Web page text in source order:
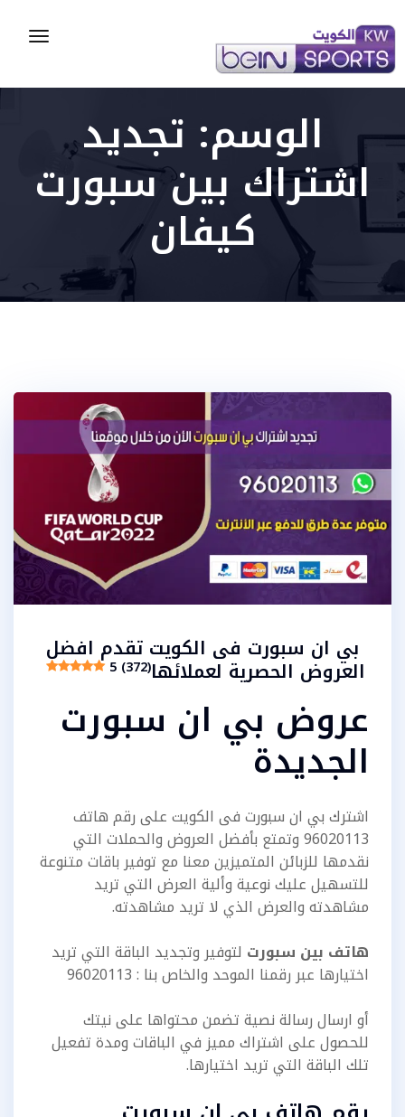
الوسم: تجديد
اشتراك بين سبورت
كيفان
بي ان سبورت فى الكويت تقدم افضل
العروض الحصرية لعملائها5 (372)
عروض بي ان سبورت
الجديدة
اشترك بي ان سبورت فى الكويت على رقم هاتف
96020113 وتمتع بأفضل العروض والحملات التي
نقدمها للزبائن المتميزين معنا مع توفير باقات متنوعة
للتسهيل عليك نوعية وألية العرض التي تريد
مشاهدته والعرض الذي لا تريد مشاهدته.
هاتف بين سبورت لتوفير وتجديد الباقة التي تريد
اختيارها عبر رقمنا الموحد والخاص بنا : 96020113
أو ارسال رسالة نصية تضمن محتواها على نيتك
للحصول على اشتراك مميز في الباقات ومدة تفعيل
تلك الباقة التي تريد اختيارها.